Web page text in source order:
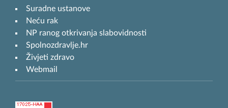
Suradne ustanove
Neću rak
NP ranog otkrivanja slabovidnosti
Spolnozdravlje.hr
Živjeti zdravo
Webmail